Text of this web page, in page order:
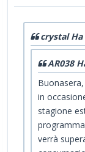
crystal
AR038
Buonasera,
in
stagione
verrà